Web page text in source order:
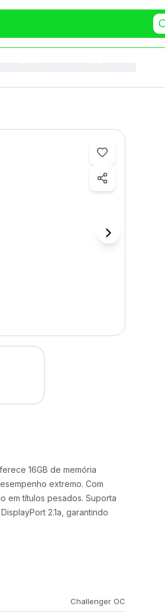
16GB de memória
extremo. Com
em títulos pesados. Suporta
2.1a, garantindo
Challenger OC